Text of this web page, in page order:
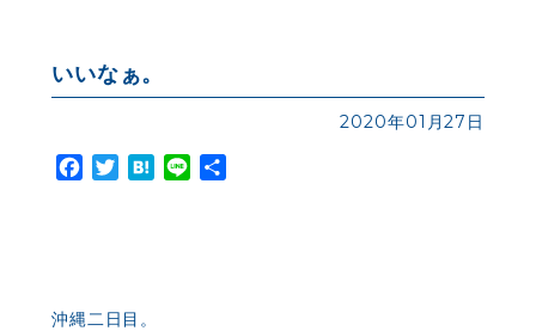
いいなぁ。
2020年01月27日
Facebook
TwitterHatena
Line
沖縄二日目。